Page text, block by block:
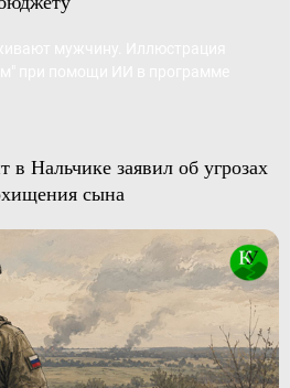
в Нальчике заявил об угрозах
сына